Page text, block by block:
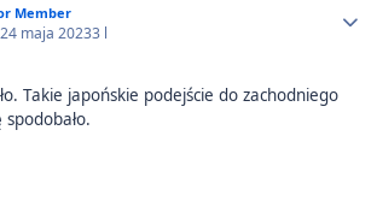
Member
24 maja 20233 l
Takie japońskie podejście do zachodniego